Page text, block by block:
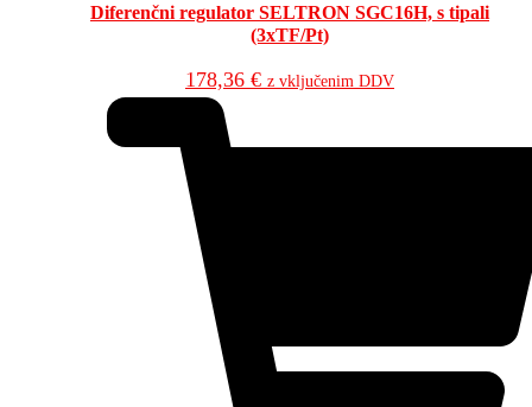
Diferenčni regulator SELTRON SGC16H, s tipali
(3xTF/Pt)
178,36 € z vključenim DDV